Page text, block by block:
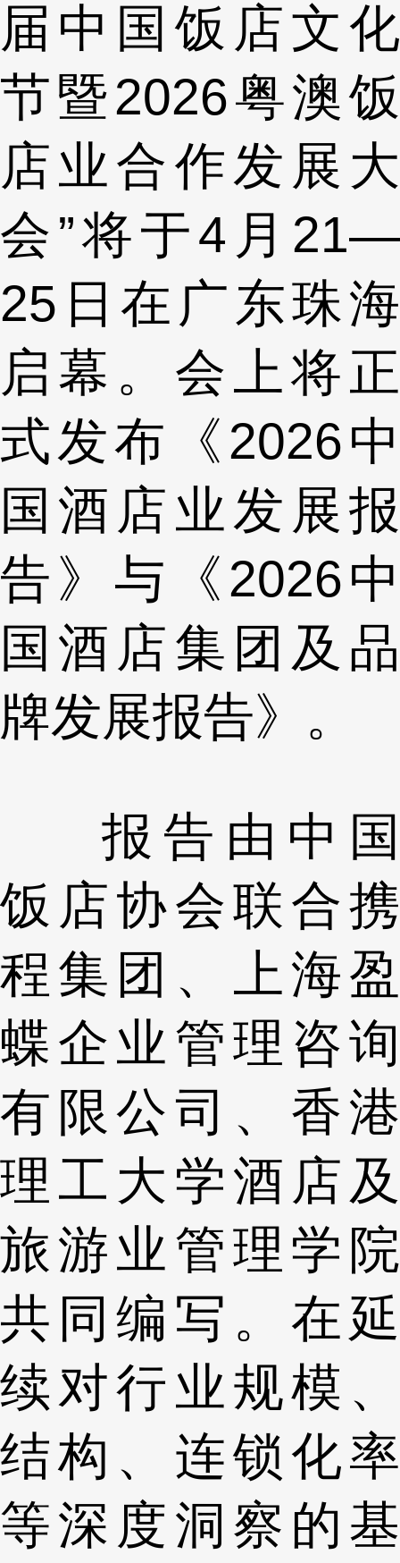
届中国饭店文化
节暨2026粤澳饭
店业合作发展大
会”将于4月21—
25日在广东珠海
启幕。会上将正
式发布《2026中
国酒店业发展报
告》与《2026中
国酒店集团及品
牌发展报告》。
报告由中国
饭店协会联合携
程集团、上海盈
蝶企业管理咨询
有限公司、香港
理工大学酒店及
旅游业管理学院
共同编写。在延
续对行业规模、
结构、连锁化率
等深度洞察的基